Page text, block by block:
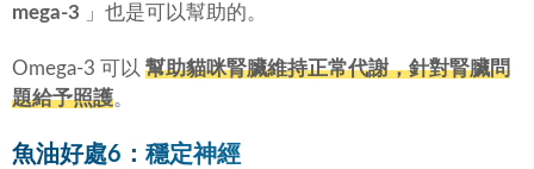
mega-3
」也是可以幫助的。
Omega-3 可以 幫助貓咪腎臟維持正常代謝，針對腎臟問
題給予照護。
魚油好處6：穩定神經